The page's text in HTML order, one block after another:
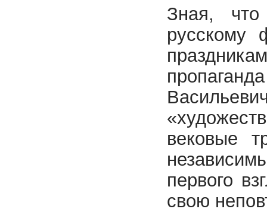
Зная,
русскому
вековые
первого
свою